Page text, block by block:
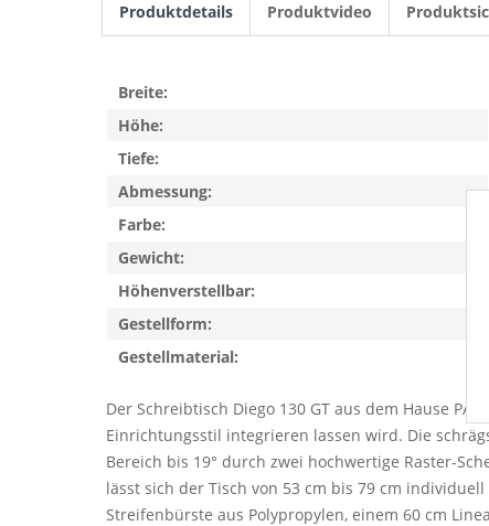
Produktdetails Produktvideo
Der Schreibtisch Diego 130 GT aus dem Hause
Einrichtungsstil integrieren lassen wird. Die
Bereich bis 19° durch zwei hochwertige Raster-
lässt sich der Tisch von 53 cm bis 79 cm
Streifenbürste aus Polypropylen, einem 60 cm
Breite:
Höhe:
Tiefe:
Abmessung:
Farbe:
Gewicht:
Höhenverstellbar:
Gestellform:
Gestellmaterial: